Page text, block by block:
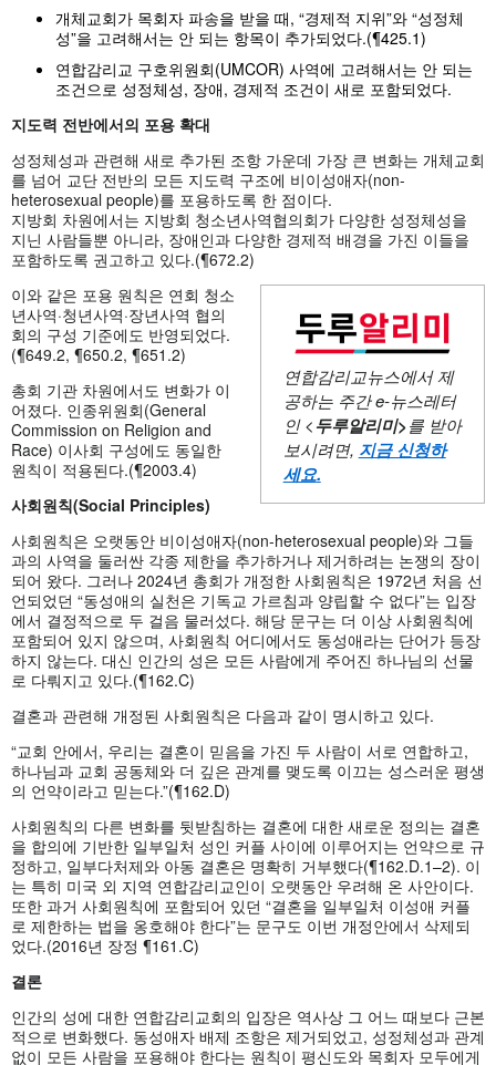
개체교회가 목회자 파송을 받을 때, “경제적 지위”와 “성정체
성”을 고려해서는 안 되는 항목이 추가되었다.(¶425.1)
연합감리교 구호위원회(UMCOR) 사역에 고려해서는 안 되는
조건으로 성정체성, 장애, 경제적 조건이 새로 포함되었다.
지도력 전반에서의 포용 확대
성정체성과 관련해 새로 추가된 조항 가운데 가장 큰 변화는 개체교회
를 넘어 교단 전반의 모든 지도력 구조에 비이성애자(non-
heterosexual people)를 포용하도록 한 점이다.
지방회 차원에서는 지방회 청소년사역협의회가 다양한 성정체성을
지닌 사람들뿐 아니라, 장애인과 다양한 경제적 배경을 가진 이들을
포함하도록 권고하고 있다.(¶672.2)
연합감리교뉴스에서 제
공하는 주간e-뉴스레터
인 <두루알리미>를 받아
보시려면, 지금 신청하
세요.
이와 같은 포용 원칙은 연회 청소
년사역·청년사역·장년사역 협의
회의 구성 기준에도 반영되었다.
(¶649.2, ¶650.2, ¶651.2)
총회 기관 차원에서도 변화가 이
어졌다. 인종위원회(General
Commission on Religion and
Race) 이사회 구성에도 동일한
원칙이 적용된다.(¶2003.4)
사회원칙(Social Principles)
사회원칙은 오랫동안 비이성애자(non-heterosexual people)와 그들
과의 사역을 둘러싼 각종 제한을 추가하거나 제거하려는 논쟁의 장이
되어 왔다. 그러나 2024년 총회가 개정한 사회원칙은 1972년 처음 선
언되었던 “동성애의 실천은 기독교 가르침과 양립할 수 없다”는 입장
에서 결정적으로 두 걸음 물러섰다. 해당 문구는 더 이상 사회원칙에
포함되어 있지 않으며, 사회원칙 어디에서도 동성애라는 단어가 등장
하지 않는다. 대신 인간의 성은 모든 사람에게 주어진 하나님의 선물
로 다뤄지고 있다.(¶162.C)
결혼과 관련해 개정된 사회원칙은 다음과 같이 명시하고 있다.
“교회 안에서, 우리는 결혼이 믿음을 가진 두 사람이 서로 연합하고,
하나님과 교회 공동체와 더 깊은 관계를 맺도록 이끄는 성스러운 평생
의 언약이라고 믿는다.”(¶162.D)
사회원칙의 다른 변화를 뒷받침하는 결혼에 대한 새로운 정의는 결혼
을 합의에 기반한 일부일처 성인 커플 사이에 이루어지는 언약으로 규
정하고, 일부다처제와 아동 결혼은 명확히 거부했다(¶162.D.1–2). 이
는 특히 미국 외 지역 연합감리교인이 오랫동안 우려해 온 사안이다.
또한 과거 사회원칙에 포함되어 있던 “결혼을 일부일처 이성애 커플
로 제한하는 법을 옹호해야 한다”는 문구도 이번 개정안에서 삭제되
었다.(2016년 장정 ¶161.C)
결론
인간의 성에 대한 연합감리교회의 입장은 역사상 그 어느 때보다 근본
적으로 변화했다. 동성애자 배제 조항은 제거되었고, 성정체성과 관계
없이 모든 사람을 포용해야 한다는 원칙이 평신도와 목회자 모두에게